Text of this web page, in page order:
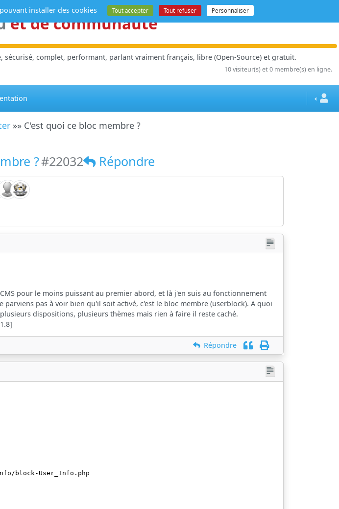
et de communauté
sécurisé, complet, performant, parlant vraiment français, libre (Open-Source) et gratuit.
10 visiteur(s) et 0 membre(s) en ligne.
»» C'est quoi ce bloc membre ?
?#22032 Répondre
pour le moins puissant au premier abord, et là j'en suis au fonctionnement
parviens pas à voir bien qu'il soit activé, c'est le bloc membre (userblock). A quoi
dispositions, plusieurs thèmes mais rien à faire il reste caché.
Répondre
block-User_Info.php
installer des cookies Tout accepter Tout refuser Personnaliser